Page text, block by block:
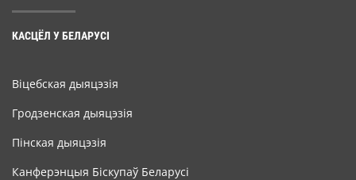
КАСЦЁЛ У БЕЛАРУСІ
Віцебская дыяцэзія
Гродзенская дыяцэзія
Пінская дыяцэзія
Канферэнцыя Біскупаў Беларусі